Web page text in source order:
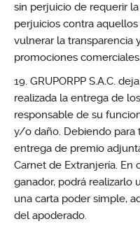
sin perjuicio de requerir
perjuicios contra
vulnerar la transparencia
promociones comerciales.
GRUPORPP S.A.C.
realizada la entrega de
responsable de su
y/o daño. Debiendo para
entrega de premio
Carnet de Extranjería. En
ganador, podrá realizarlo
una carta poder simple,
del apoderado.